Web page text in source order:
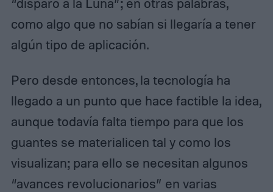
como algo que no sabían si llegaría a tener
algún tipo de aplicación.
Pero desde entonces, la tecnología ha
llegado a un punto que hace factible la idea,
aunque todavía falta tiempo para que los
guantes se materialicen tal y como los
visualizan; para ello se necesitan algunos
“avances revolucionarios” en varias